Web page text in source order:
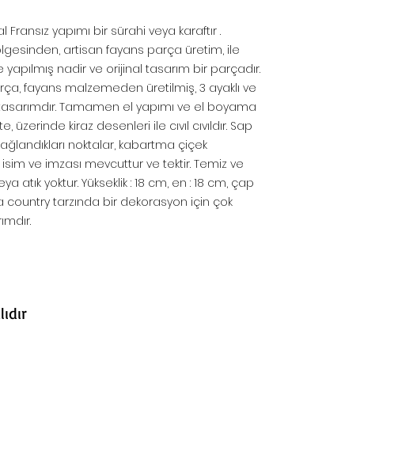
yapımı bir sürahi veya karaftır .
artisan fayans parça üretim, ile
nadir ve orijinal tasarım bir parçadır.
fayans malzemeden üretilmiş, 3 ayaklı ve
Tamamen el yapımı ve el boyama
üzerinde kiraz desenleri ile cıvıl cıvıldır. Sap
noktalar, kabartma çiçek
isim ve imzası mevcuttur ve tektir. Temiz ve
atık yoktur. Yükseklik : 18 cm, en : 18 cm, çap
country tarzında bir dekorasyon için çok